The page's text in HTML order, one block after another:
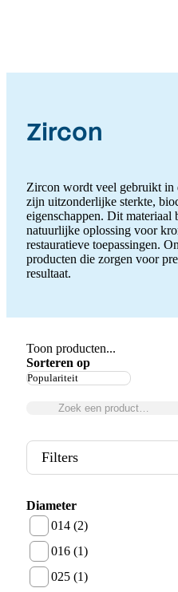
Zircon
Zircon wordt veel gebruikt in
zijn uitzonderlijke sterkte,
eigenschappen. Dit materiaal
natuurlijke oplossing voor
restauratieve toepassingen.
producten die zorgen voor
resultaat.
Toon producten...
Sorteren op
Filters
Diameter
014 (2)
016 (1)
025 (1)